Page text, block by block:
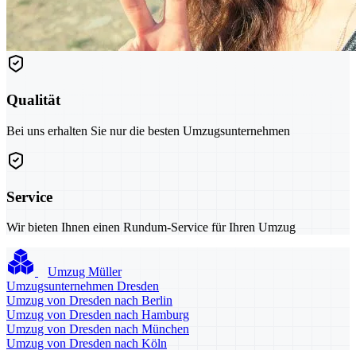
Qualität
Bei uns erhalten Sie nur die besten Umzugsunternehmen
Service
Wir bieten Ihnen einen Rundum-Service für Ihren Umzug
Umzug Müller
Umzugsunternehmen Dresden
Umzug von Dresden nach Berlin
Umzug von Dresden nach Hamburg
Umzug von Dresden nach München
Umzug von Dresden nach Köln